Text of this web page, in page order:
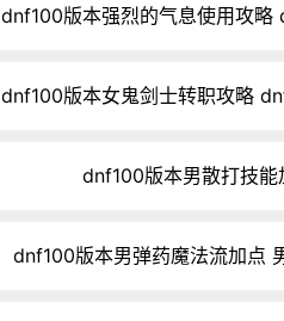
dnf100版本强烈的气息使用攻略
dnf100版本女鬼剑士转职攻略
dnf100版本男散打技能
dnf100版本男弹药魔法流加点